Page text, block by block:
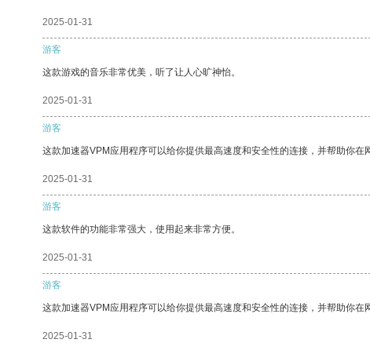
2025-01-31
游客
这款游戏的音乐非常优美，听了让人心旷神怡。
2025-01-31
游客
这款加速器VPM应用程序可以给你提供最高速度和安全性的连接，并帮助你在
2025-01-31
游客
这款软件的功能非常强大，使用起来非常方便。
2025-01-31
游客
这款加速器VPM应用程序可以给你提供最高速度和安全性的连接，并帮助你在
2025-01-31